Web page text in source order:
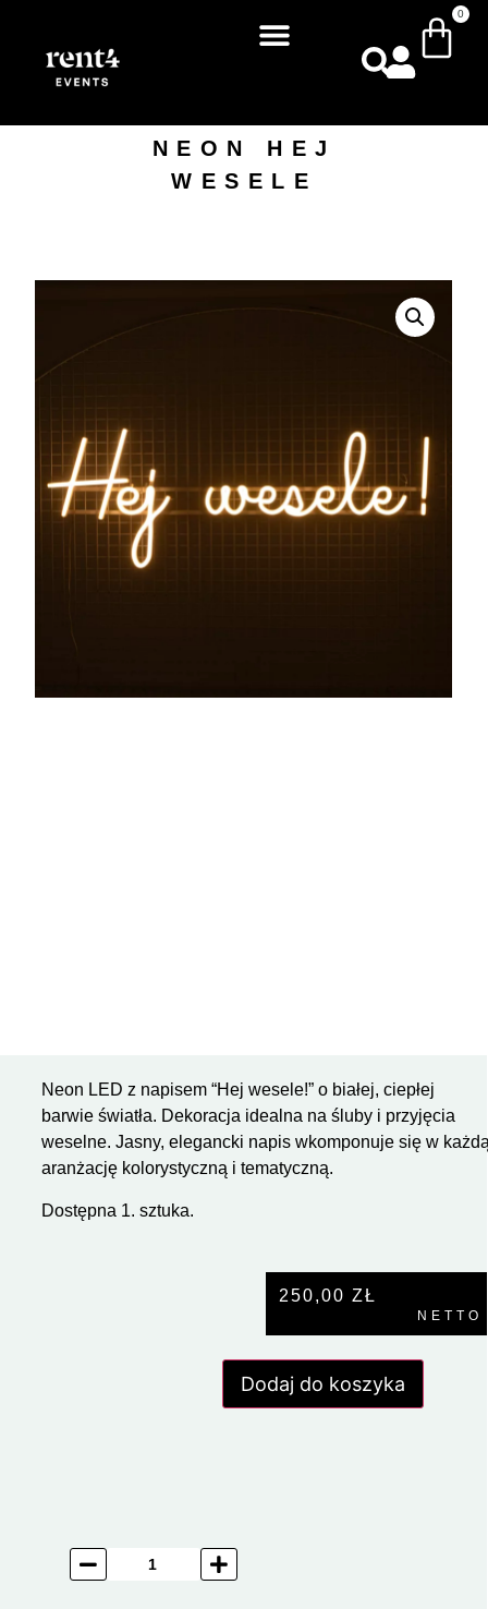
0
NEON HEJ
WESELE
Neon LED z napisem “Hej wesele!” o białej, ciepłej
barwie światła. Dekoracja idealna na śluby i przyjęcia
weselne. Jasny, elegancki napis wkomponuje się w
aranżację kolorystyczną i tematyczną.
Dostępna 1. sztuka.
250,00 ZŁ
NETTO
Dodaj do koszyka